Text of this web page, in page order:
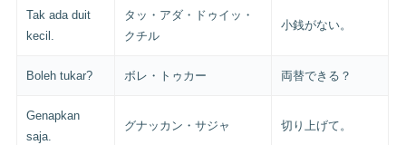
Tak ada duit
kecil.
タッ・アダ・ドゥイッ・
クチル
小銭がない。
Boleh tukar? ボレ・トゥカー 両替できる？
Genapkan
saja.
グナッカン・サジャ 切り上げて。